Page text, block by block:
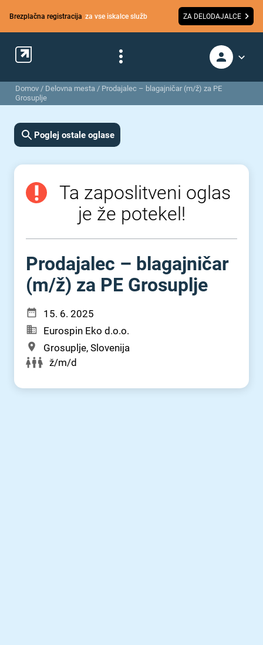
Brezplačna registracija za vse iskalce služb ZA DELODAJALCE
Domov / Delovna mesta / Prodajalec – blagajničar (m/ž) za PE
Grosuplje
Poglej ostale oglase
Ta zaposlitveni oglas
je že potekel!
Prodajalec – blagajničar
(m⁠/⁠ž) za PE Grosuplje
15. 6. 2025
Eurospin Eko d.o.o.
Grosuplje, Slovenija
ž/m/d